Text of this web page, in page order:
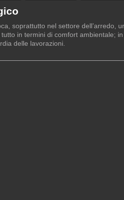
soprattutto nel settore dell’arredo,
in termini di comfort ambientale; in
delle lavorazioni.